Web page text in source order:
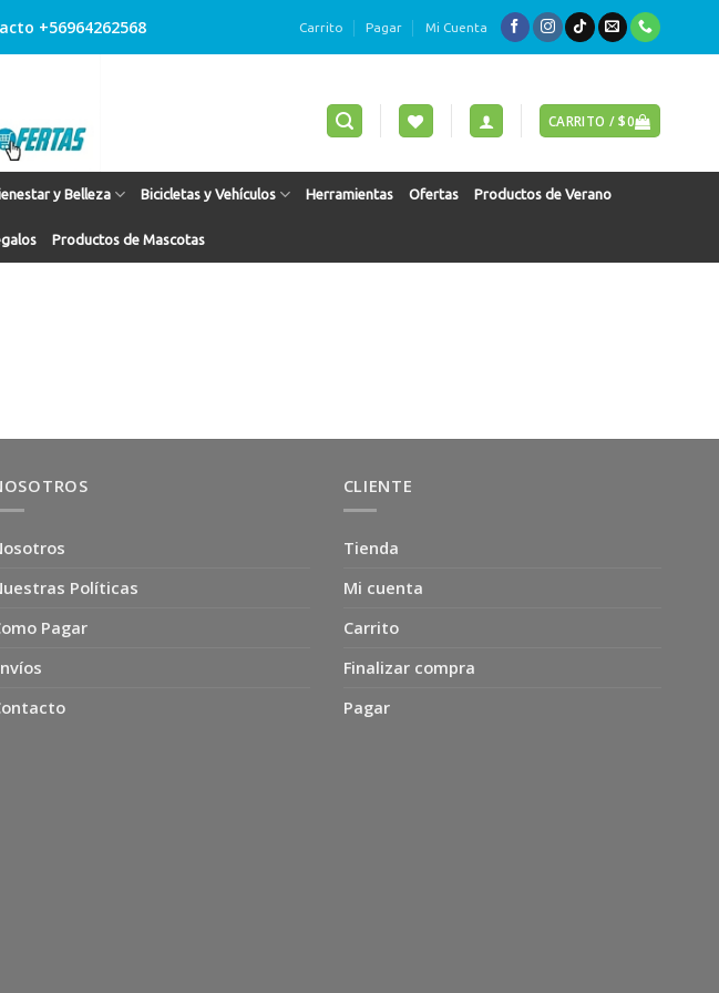
+56964262568 Carrito Pagar Mi Cuenta
CARRITO /$0
y Belleza Bicicletas y Vehículos Herramientas Ofertas Productos de Verano
Productos de Mascotas
Políticas
Pagar
CLIENTE
Tienda
Mi cuenta
Carrito
Finalizar compra
Pagar